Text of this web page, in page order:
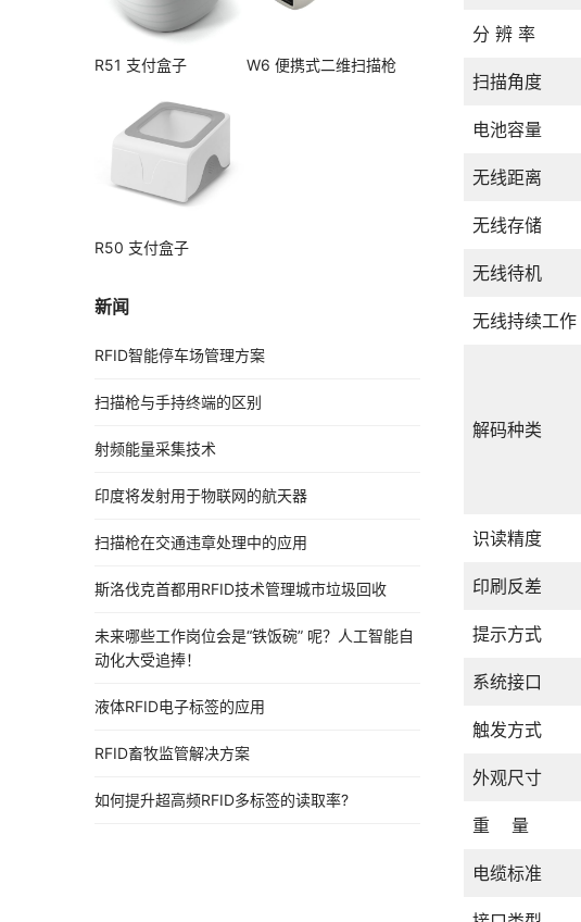
分 辨 率
扫描角度
电池容量
无线距离
无线存储
无线待机
无线持续工作
解码种类
识读精度
印刷反差
提示方式
系统接口
触发方式
外观尺寸
重 量
电缆标准
R51 支付盒子 W6 便携式二维扫描枪
R50 支付盒子
新闻
RFID智能停车场管理方案
扫描枪与手持终端的区别
射频能量采集技术
印度将发射用于物联网的航天器
扫描枪在交通违章处理中的应用
斯洛伐克首都用RFID技术管理城市垃圾回收
未来哪些工作岗位会是“铁饭碗” 呢？人工智能自
动化大受追捧！
液体RFID电子标签的应用
RFID畜牧监管解决方案
如何提升超高频RFID多标签的读取率?